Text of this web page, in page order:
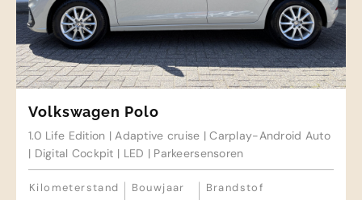
Volkswagen Polo
1.0 Life Edition | Adaptive cruise | Carplay-Android Auto
| Digital Cockpit | LED | Parkeersensoren
Kilometerstand
Bouwjaar
Brandstof